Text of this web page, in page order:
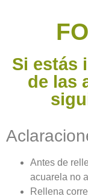
Si estás
de las
Antes de
acuarela no
Rellena